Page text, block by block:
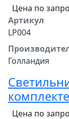
Цена по
Артикул
LP004
Голландия
Цена по